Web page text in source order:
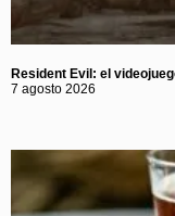
Resident Evil: el
7 agosto 2026